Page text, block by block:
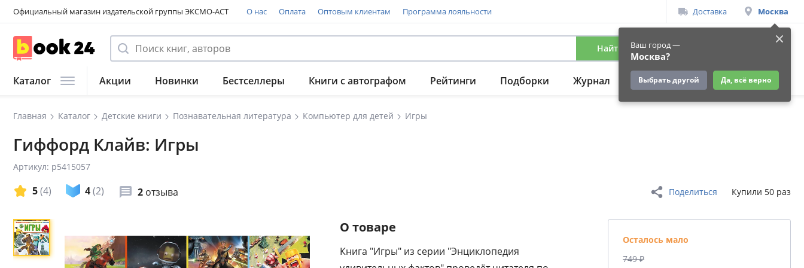
Официальный магазин издательской группы ЭКСМО-АСТ О нас Оплата Оптовым клиентам Программа лояльности Доставка Москва
Ваш город —
Москва?
Выбрать другой Да, всё верно
Найти Вход
Каталог Акции Новинки Бестселлеры Книги с автографом Рейтинги Подборки Журнал Подарки Ещё
Главная Каталог Детские книги Познавательная литература Компьютер для детей Игры
Гиффорд Клайв: Игры
Артикул: p5415057
5(4) 4(2) 2 отзыва Поделиться Купили 50 раз
О товаре
Книга "Игры" из серии "Энциклопедия
Осталось мало
749 ₽